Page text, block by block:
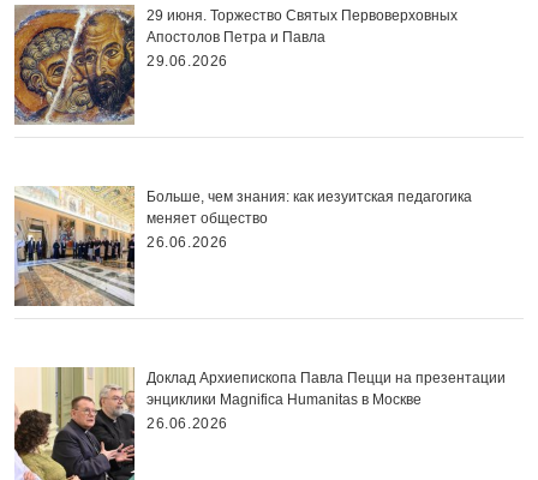
29 июня. Торжество Святых Первоверховных
Апостолов Петра и Павла
29.06.2026
Больше, чем знания: как иезуитская педагогика
меняет общество
26.06.2026
Доклад Архиепископа Павла Пецци на презентации
энциклики Magnifica Нumanitas в Москве
26.06.2026